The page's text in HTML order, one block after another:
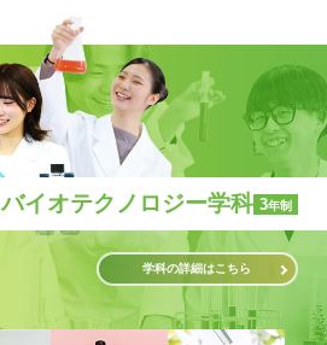
バイオテクノロジー学科 3年制
学科の詳細はこちら